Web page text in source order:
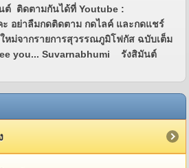
ต์ ติดตามกันได้ที่ Youtube :
อย่าลืมกดติดตาม กดไลค์ และกดแชร์
หม่จากรายการสุวรรณภูมิโฟกัส ฉบับเต็ม
you... Suvarnabhumi รังสิมันต์